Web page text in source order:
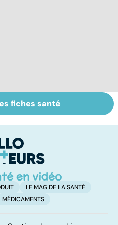
Accident
vasculaire
également
touché
fiches santé
LE MAG DE LA SANTÉ
MÉDICAMENTS